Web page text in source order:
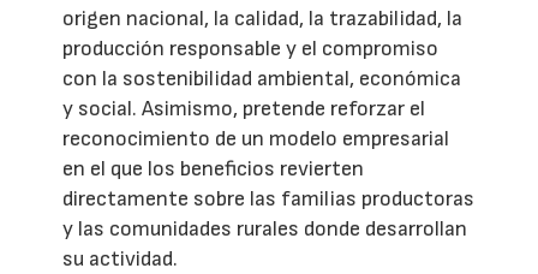
origen nacional, la calidad, la trazabilidad, la
producción responsable y el compromiso
con la sostenibilidad ambiental, económica
y social. Asimismo, pretende reforzar el
reconocimiento de un modelo empresarial
en el que los beneficios revierten
directamente sobre las familias productoras
y las comunidades rurales donde desarrollan
su actividad.